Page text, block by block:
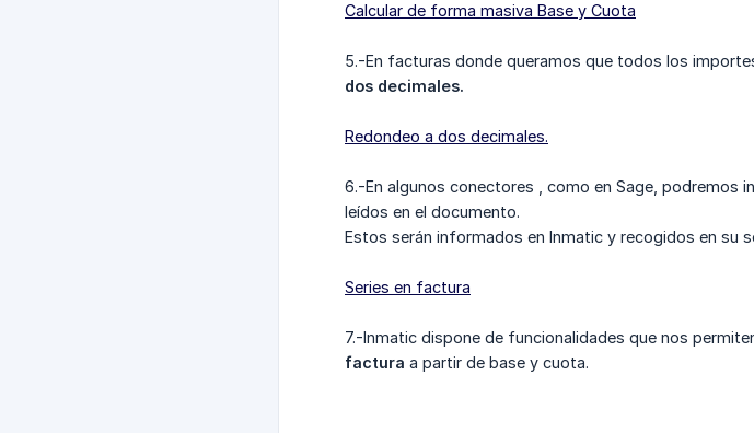
Calcular de forma masiva Base y Cuota
5.-En facturas donde queramos que todos los
dos decimales.
Redondeo a dos decimales.
6.-En algunos conectores , como en Sage, podremos
leídos en el documento.
Estos serán informados en Inmatic y recogidos en su
Series en factura
7.-Inmatic dispone de funcionalidades que nos
factura a partir de base y cuota.